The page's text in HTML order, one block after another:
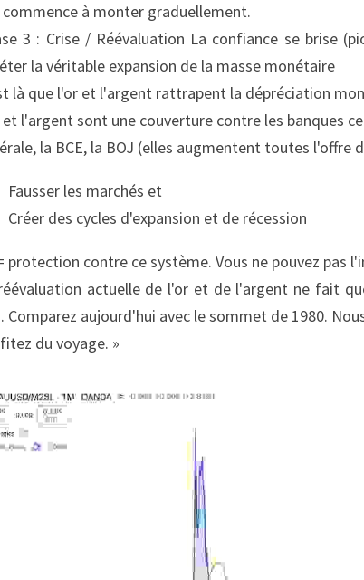
commence à monter graduellement.
3 : Crise / Réévaluation La confiance se brise
la véritable expansion de la masse monétaire
là que l'or et l'argent rattrapent la dépréciation
et l'argent sont une couverture contre les banques
la BCE, la BOJ (elles augmentent toutes l'offre
Fausser les marchés et
Créer des cycles d'expansion et de récession
protection contre ce système. Vous ne pouvez pas
actuelle de l'or et de l'argent ne fait
Comparez aujourd'hui avec le sommet de 1980.
du voyage. »